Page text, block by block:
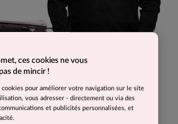
ces cookies ne vous
de mincir !
pour améliorer votre navigation sur le site
vous adresser - directement ou via des
et publicités personnalisées, et